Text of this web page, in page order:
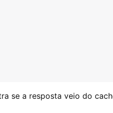
se a resposta veio do